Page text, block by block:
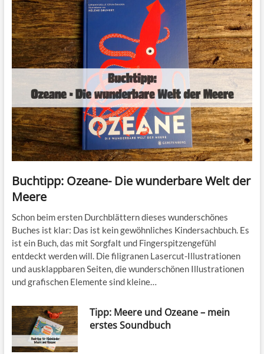
Buchtipp: Ozeane- Die wunderbare Welt der
Meere
Schon beim ersten Durchblättern dieses wunderschönes
Buches ist klar: Das ist kein gewöhnliches Kindersachbuch. Es
ist ein Buch, das mit Sorgfalt und Fingerspitzengefühl
entdeckt werden will. Die filigranen Lasercut-Illustrationen
und ausklappbaren Seiten, die wunderschönen Illustrationen
und grafischen Elemente sind kleine…
Tipp: Meere und Ozeane – mein
erstes Soundbuch